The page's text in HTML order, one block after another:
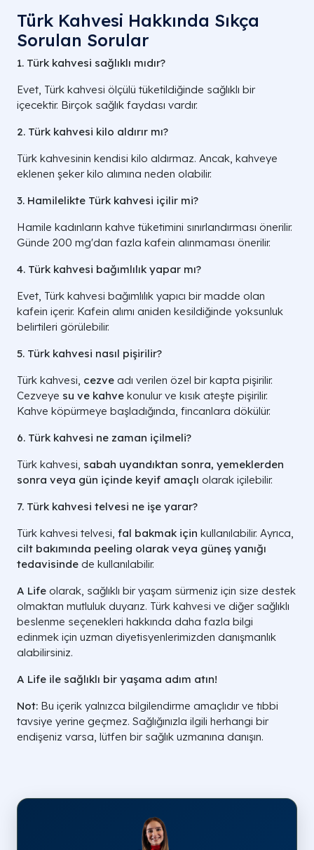
Türk Kahvesi Hakkında Sıkça
Sorulan Sorular
1. Türk kahvesi sağlıklı mıdır?
Evet, Türk kahvesi ölçülü tüketildiğinde sağlıklı bir
içecektir. Birçok sağlık faydası vardır.
2. Türk kahvesi kilo aldırır mı?
Türk kahvesinin kendisi kilo aldırmaz. Ancak, kahveye
eklenen şeker kilo alımına neden olabilir.
3. Hamilelikte Türk kahvesi içilir mi?
Hamile kadınların kahve tüketimini sınırlandırması önerilir.
Günde 200 mg'dan fazla kafein alınmaması önerilir.
4. Türk kahvesi bağımlılık yapar mı?
Evet, Türk kahvesi bağımlılık yapıcı bir madde olan
kafein içerir. Kafein alımı aniden kesildiğinde yoksunluk
belirtileri görülebilir.
5. Türk kahvesi nasıl pişirilir?
Türk kahvesi, cezve adı verilen özel bir kapta pişirilir.
Cezveye su ve kahve konulur ve kısık ateşte pişirilir.
Kahve köpürmeye başladığında, fincanlara dökülür.
6. Türk kahvesi ne zaman içilmeli?
Türk kahvesi, sabah uyandıktan sonra, yemeklerden
sonra veya gün içinde keyif amaçlı olarak içilebilir.
7. Türk kahvesi telvesi ne işe yarar?
Türk kahvesi telvesi, fal bakmak için kullanılabilir. Ayrıca,
cilt bakımında peeling olarak veya güneş yanığı
tedavisinde de kullanılabilir.
A Life olarak, sağlıklı bir yaşam sürmeniz için size destek
olmaktan mutluluk duyarız. Türk kahvesi ve diğer sağlıklı
beslenme seçenekleri hakkında daha fazla bilgi
edinmek için uzman diyetisyenlerimizden danışmanlık
alabilirsiniz.
A Life ile sağlıklı bir yaşama adım atın!
Not: Bu içerik yalnızca bilgilendirme amaçlıdır ve tıbbi
tavsiye yerine geçmez. Sağlığınızla ilgili herhangi bir
endişeniz varsa, lütfen bir sağlık uzmanına danışın.